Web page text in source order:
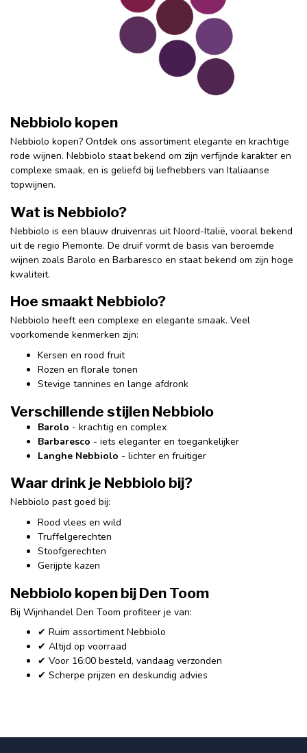
Nebbiolo kopen
Nebbiolo kopen? Ontdek ons assortiment elegante en krachtige
rode wijnen. Nebbiolo staat bekend om zijn verfijnde karakter en
complexe smaak, en is geliefd bij liefhebbers van Italiaanse
topwijnen.
Wat is Nebbiolo?
Nebbiolo is een blauw druivenras uit Noord-Italië, vooral bekend
uit de regio Piemonte. De druif vormt de basis van beroemde
wijnen zoals Barolo en Barbaresco en staat bekend om zijn hoge
kwaliteit.
Hoe smaakt Nebbiolo?
Nebbiolo heeft een complexe en elegante smaak. Veel
voorkomende kenmerken zijn:
Kersen en rood fruit
Rozen en florale tonen
Stevige tannines en lange afdronk
Verschillende stijlen Nebbiolo
Barolo - krachtig en complex
Barbaresco - iets eleganter en toegankelijker
Langhe Nebbiolo - lichter en fruitiger
Waar drink je Nebbiolo bij?
Nebbiolo past goed bij:
Rood vlees en wild
Truffelgerechten
Stoofgerechten
Gerijpte kazen
Nebbiolo kopen bij Den Toom
Bij Wijnhandel Den Toom profiteer je van:
✔ Ruim assortiment Nebbiolo
✔ Altijd op voorraad
✔ Voor 16:00 besteld, vandaag verzonden
✔ Scherpe prijzen en deskundig advies